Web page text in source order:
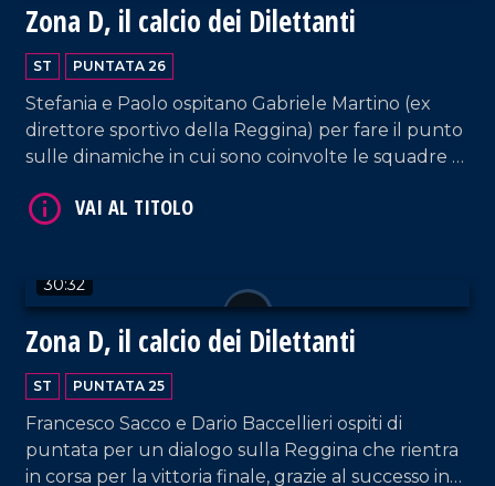
Zona D, il calcio dei Dilettanti
ST PUNTATA 26
Stefania e Paolo ospitano Gabriele Martino (ex
direttore sportivo della Reggina) per fare il punto
sulle dinamiche in cui sono coinvolte le squadre di
30:32
Zona D, il calcio dei Dilettanti
ST PUNTATA 25
Francesco Sacco e Dario Baccellieri ospiti di
puntata per un dialogo sulla Reggina che rientra
in corsa per la vittoria finale, grazie al successo in
VAI AL TITOLO
VAI AL TITOLO